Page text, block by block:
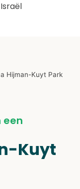
Hijman-Kuyt Park
een
Kuyt